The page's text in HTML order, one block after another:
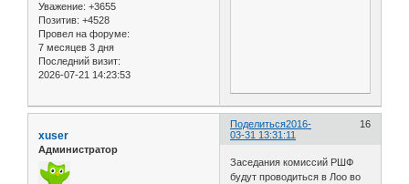
Уважение: +3655
Позитив: +4528
Провел на форуме:
7 месяцев 3 дня
Последний визит:
2026-07-21 14:23:53
Поделиться 16
2016-
03-31 13:31:11
xuser
Администратор
Заседания комиссий РШФ
будут проводиться в Лоо во